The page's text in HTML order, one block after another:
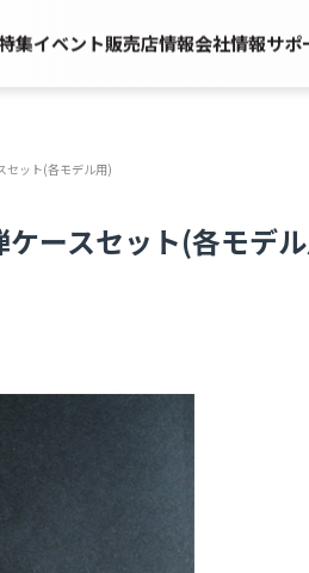
集イベント販売店情報会社情報サポ
セット(各モデル用)
ースセット(各モデ